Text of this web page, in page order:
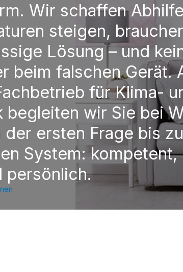
Wir schaffen
steigen,
Lösung – und
beim falschen Gerät.
für Klima-
begleiten wir Sie bei
der ersten Frage bis
System: kompetent,
persönlich.